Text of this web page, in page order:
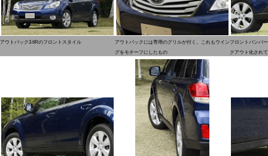
アウトバック3.6Rのフロントスタイル
アウトバックには専用のグリルが付く。これもウイン
グをモチーフにしたもの
フロントバンパ
クアウト化され